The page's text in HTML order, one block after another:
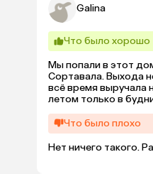
Galina
Что было хорошо
Мы попали в этот
Сортавала. Выхода
всё время выручала
летом только в
доме чистота,
этаже, душ, туалет
машинах. Ну правда
не удалось,
Что было плохо
Нет ничего такого.